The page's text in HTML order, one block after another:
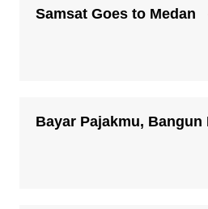
Samsat Goes to Medan
Bayar Pajakmu, Bangun